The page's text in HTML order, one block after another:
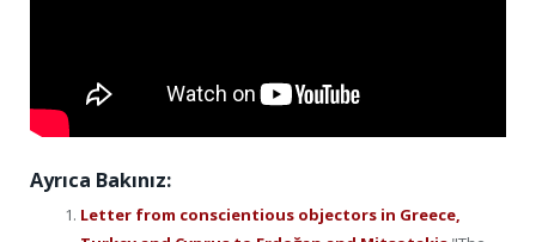
Ayrıca Bakınız:
Letter from conscientious objectors in Greece,